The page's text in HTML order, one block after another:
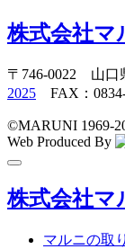
株式会社マ
〒746-0022 山口
2025 FAX：
©️MARUNI 1969-
Web Produced By
toggle
株式会社マ
マルニの取